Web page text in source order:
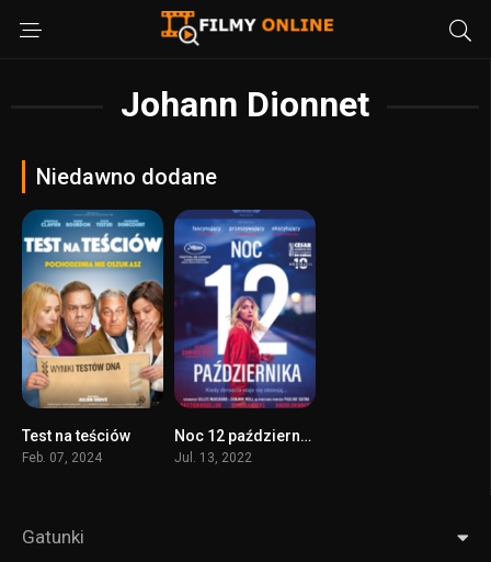
Johann Dionnet
Niedawno dodane
Test na teściów
Feb. 07, 2024
7Noc 12 października
Jul. 13, 2022
Gatunki